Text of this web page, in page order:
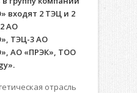
входят 2 ТЭЦ и 2
АО
ТЭЦ-3 АО
АО «ПРЭК», ТОО
отрасль